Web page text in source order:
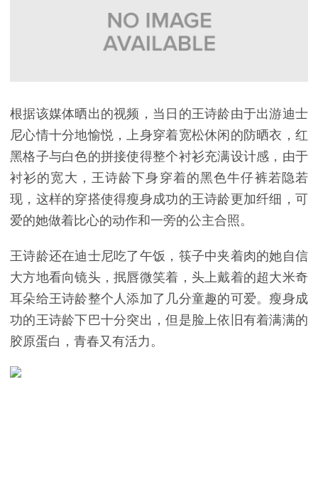
根据该媒体晒出的视频，当日的王诗龄由于出游迪士
尼心情十分地愉悦，上身穿着宽松休闲的防晒衣，红
黑格子与白色的拼接使得整个衬衫充满设计感，由于
衬衫的宽大，王诗龄下身穿着的黑色牛仔裤若隐若
现，这样的穿搭使得瘦身成功的王诗龄更加纤细，可
爱的她做着比心的动作和一旁的公主合照。
王诗龄还在迪士尼吃了午饭，筷子中夹着肉的她自信
大方地看向镜头，抿唇微笑着，头上戴着的超大米奇
耳朵给王诗龄整个人添加了几分童趣的可爱。瘦身成
功的王诗龄下巴十分突出，但是脸上依旧有着满满的
胶原蛋白，青春又有活力。